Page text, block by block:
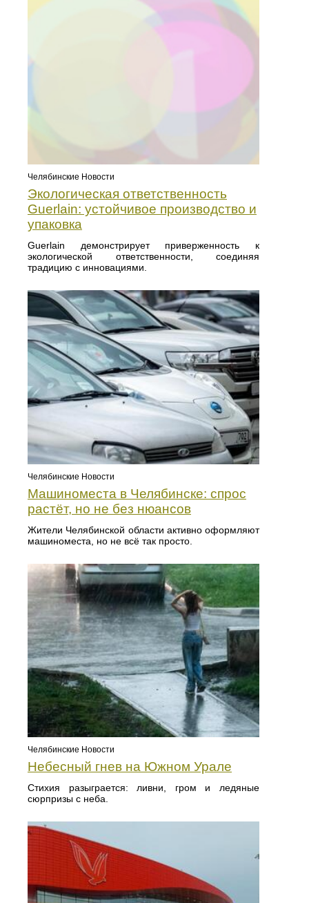
Челябинские Новости
Экологическая ответственность
Guerlain: устойчивое производство и
упаковка
Guerlain демонстрирует приверженность к
экологической ответственности, соединяя
традицию с инновациями.
Челябинские Новости
Машиноместа в Челябинске: спрос
растёт, но не без нюансов
Жители Челябинской области активно оформляют
машиноместа, но не всё так просто.
Челябинские Новости
Небесный гнев на Южном Урале
Стихия разыграется: ливни, гром и ледяные
сюрпризы с неба.